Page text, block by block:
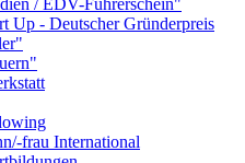
/ EDV-Führerschein"
Up - Deutscher Gründerpreis
frau International